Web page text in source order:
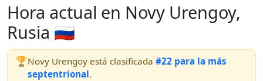
Hora actual en Novy Urengoy,
Rusia 🇷🇺
🏆Novy Urengoy está clasificada #22 para la más
septentrional.